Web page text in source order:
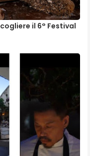
il 6° Festival